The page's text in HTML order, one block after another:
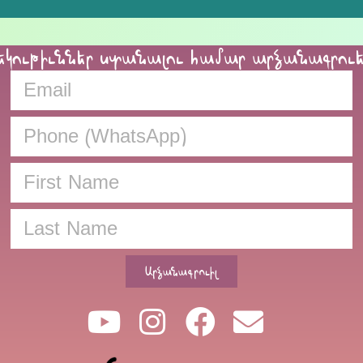
ստանալու համար
Արձանագրուիլ